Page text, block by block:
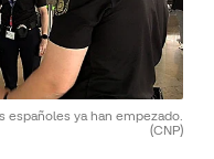
ya han empezado.
(CNP)